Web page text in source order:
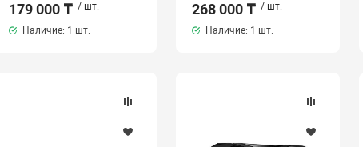
179 000 ₸ / шт.
Наличие: 1 шт.
268 000 ₸ / шт.
Наличие: 1 шт.